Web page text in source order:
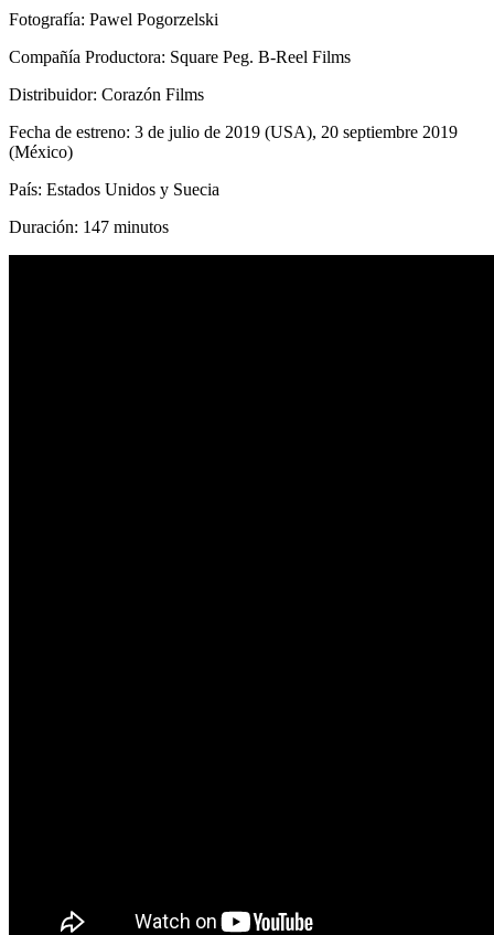
Fotografía: Pawel Pogorzelski
Compañía Productora: Square Peg. B-Reel Films
Distribuidor: Corazón Films
Fecha de estreno: 3 de julio de 2019 (USA), 20 septiembre 2019
(México)
País: Estados Unidos y Suecia
Duración: 147 minutos